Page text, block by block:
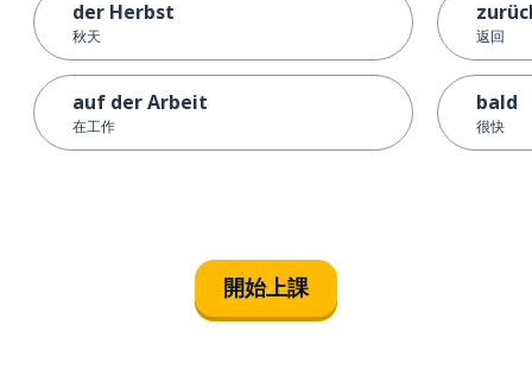
der Herbst
秋天
auf der Arbeit
在工作
返回
bald
很快
開始上課